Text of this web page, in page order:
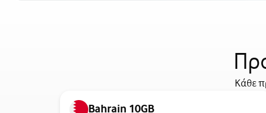
Κάθε
Bahrain 10GB